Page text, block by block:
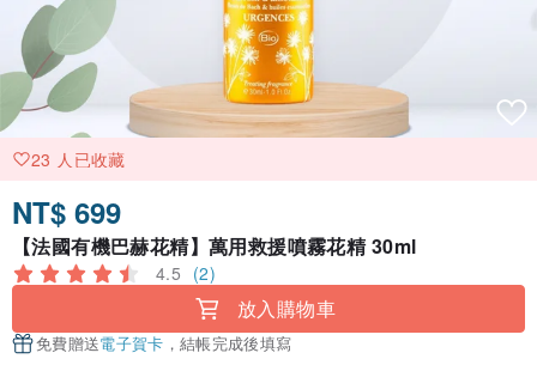
23 人已收藏
NT$ 699
【法國有機巴赫花精】萬用救援噴霧花精 30ml
4.5 (2)
放入購物車
免費贈送電子賀卡 ，結帳完成後填寫